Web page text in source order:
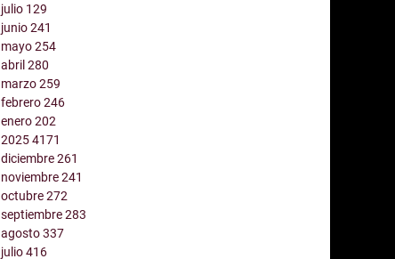
julio 129
junio241
mayo254
abril280
marzo259
febrero246
enero202
20254171
diciembre261
noviembre241
octubre272
septiembre283
agosto337
julio416